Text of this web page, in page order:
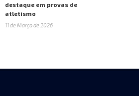
destaque em provas de
atletismo
11 de Março de 2026